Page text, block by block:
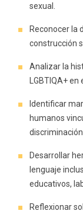
sexual.
Reconocer la
construcción
Analizar la
LGBTIQA+
Identificar
humanos
discriminación.
Desarrollar
lenguaje
educativos,
Reflexionar